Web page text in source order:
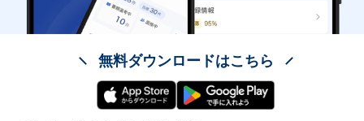
無料ダウンロードはこちら